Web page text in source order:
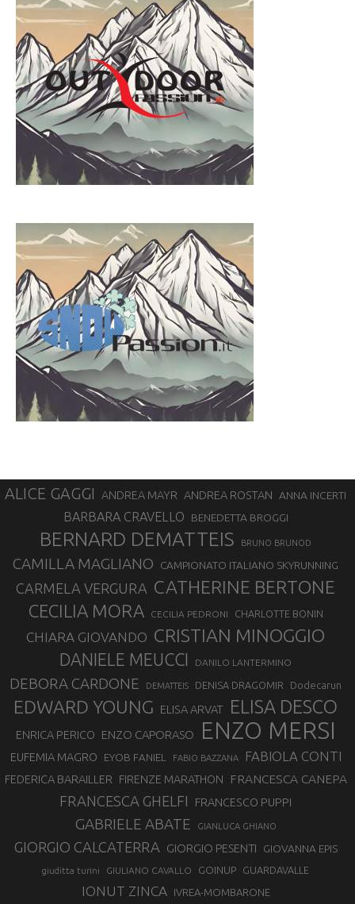
ALICE GAGGI ANDREA MAYR ANDREA ROSTAN ANNA INCERTI
BARBARA CRAVELLO BENEDETTA BROGGI
BERNARD DEMATTEIS BRUNO BRUNOD
CAMILLA MAGLIANO CAMPIONATO ITALIANO SKYRUNNING
CARMELA VERGURA CATHERINE BERTONE
CECILIA MORA CECILIA PEDRONI CHARLOTTE BONIN
CHIARA GIOVANDO CRISTIAN MINOGGIO
DANIELE MEUCCI DANILO LANTERMINO
DEBORA CARDONE DEMATTEIS DENISA DRAGOMIR Dodecarun
EDWARD YOUNG ELISA ARVAT ELISA DESCO
ENRICA PERICO ENZO CAPORASO ENZO MERSI
EUFEMIA MAGRO EYOB FANIEL FABIO BAZZANA FABIOLA CONTI
FEDERICA BARAILLER FIRENZE MARATHON FRANCESCA CANEPA
FRANCESCA GHELFI FRANCESCO PUPPI
GABRIELE ABATE GIANLUCA GHIANO
GIORGIO CALCATERRA GIORGIO PESENTI GIOVANNA EPIS
giuditta turini GIULIANO CAVALLO GOINUP GUARDAVALLE
IONUT ZINCA IVREA-MOMBARONE